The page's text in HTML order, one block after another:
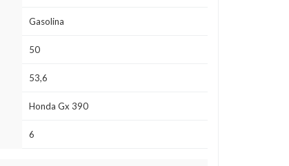
Gasolina
50
53,6
Honda Gx 390
6